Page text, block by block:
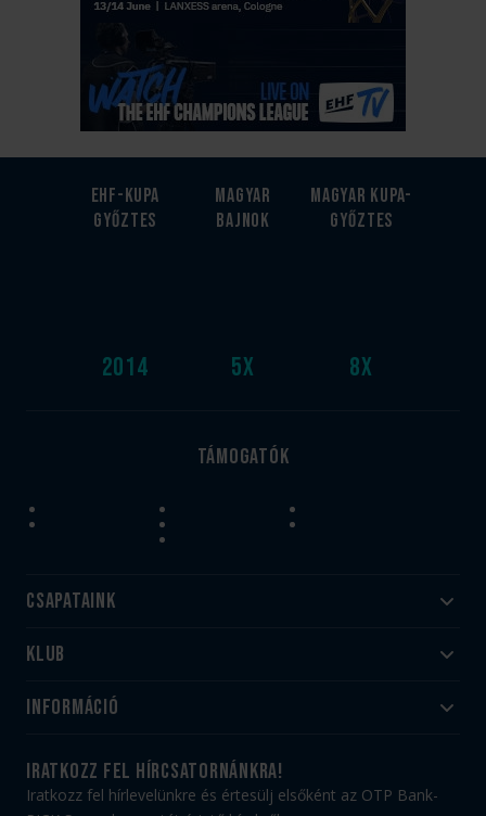
EHF-Kupa
győztes
2014
Magyar
bajnok
5x
Magyar kupa-
győztes
8x
Támogatók
Csapataink
Felnőtt
Utánpótlás
Klub
#HandballFamily
Munkatársaink
PICK Aréna
Információ
Jegy- és bérletvásárlás
Webshop
iratkozz fel hírcsatornánkra!
Iratkozz fel hírlevelünkre és értesülj elsőként az OTP Bank-